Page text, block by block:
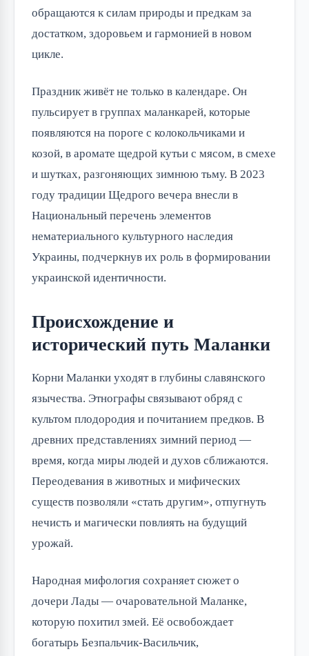
обращаются к силам природы и предкам за
достатком, здоровьем и гармонией в новом
цикле.
Праздник живёт не только в календаре. Он
пульсирует в группах маланкарей, которые
появляются на пороге с колокольчиками и
козой, в аромате щедрой кутьи с мясом, в смехе
и шутках, разгоняющих зимнюю тьму. В 2023
году традиции Щедрого вечера внесли в
Национальный перечень элементов
нематериального культурного наследия
Украины, подчеркнув их роль в формировании
украинской идентичности.
Происхождение и
исторический путь Маланки
Корни Маланки уходят в глубины славянского
язычества. Этнографы связывают обряд с
культом плодородия и почитанием предков. В
древних представлениях зимний период —
время, когда миры людей и духов сближаются.
Переодевания в животных и мифических
существ позволяли «стать другим», отпугнуть
нечисть и магически повлиять на будущий
урожай.
Народная мифология сохраняет сюжет о
дочери Лады — очаровательной Маланке,
которую похитил змей. Её освобождает
богатырь Безпальчик-Васильчик,